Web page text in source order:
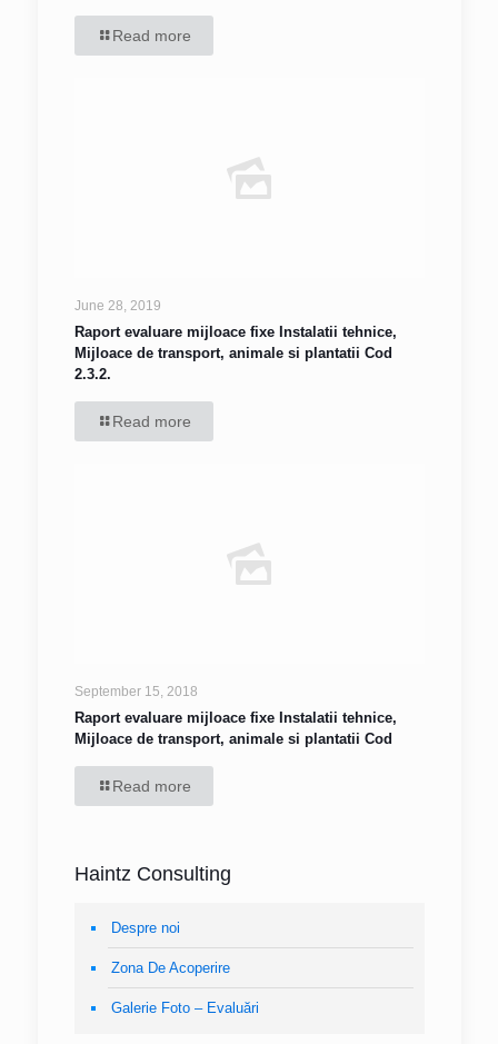
Read more
June 28, 2019
Raport evaluare mijloace fixe Instalatii tehnice,
Mijloace de transport, animale si plantatii Cod
2.3.2.
Read more
September 15, 2018
Raport evaluare mijloace fixe Instalatii tehnice,
Mijloace de transport, animale si plantatii Cod
Read more
Haintz Consulting
Despre noi
Zona De Acoperire
Galerie Foto – Evaluări